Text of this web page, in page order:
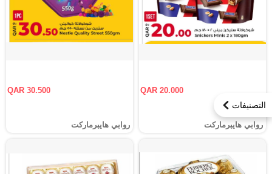
التصنيفات
QAR 20.000
روابي هايبرماركت
QAR 30.500
روابي هايبرماركت